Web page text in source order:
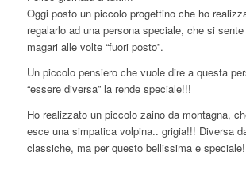
Oggi posto un piccolo progettino che ho
regalarlo ad una persona speciale, che si sente
magari alle volte “fuori posto”.
Un piccolo pensiero che vuole dire a questa
“essere diversa” la rende speciale!!!
Ho realizzato un piccolo zaino da montagna,
esce una simpatica volpina.. grigia!!! Diversa
classiche, ma per questo bellissima e speciale!